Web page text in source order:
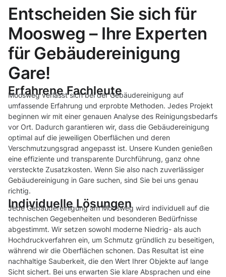
Entscheiden Sie sich für
Moosweg – Ihre Experten
für Gebäudereinigung
Gare!
Erfahrene Fachleute
Moosweg verlässt sich bei der Gebäudereinigung auf
umfassende Erfahrung und erprobte Methoden. Jedes Projekt
beginnen wir mit einer genauen Analyse des Reinigungsbedarfs
vor Ort. Dadurch garantieren wir, dass die Gebäudereinigung
optimal auf die jeweiligen Oberflächen und deren
Verschmutzungsgrad angepasst ist. Unsere Kunden genießen
eine effiziente und transparente Durchführung, ganz ohne
versteckte Zusatzkosten. Wenn Sie also nach zuverlässiger
Gebäudereinigung in Gare suchen, sind Sie bei uns genau
richtig.
Individuelle Lösungen
Jede Gebäudereinigung am Moosweg wird individuell auf die
technischen Gegebenheiten und besonderen Bedürfnisse
abgestimmt. Wir setzen sowohl moderne Niedrig- als auch
Hochdruckverfahren ein, um Schmutz gründlich zu beseitigen,
während wir die Oberflächen schonen. Das Resultat ist eine
nachhaltige Sauberkeit, die den Wert Ihrer Objekte auf lange
Sicht sichert. Bei uns erwarten Sie klare Absprachen und eine